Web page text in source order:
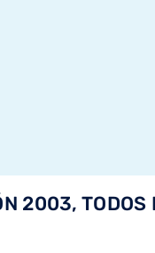
2003, TODOS